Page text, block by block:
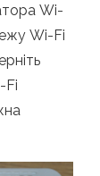
Wi-
Wi-Fi
Fi